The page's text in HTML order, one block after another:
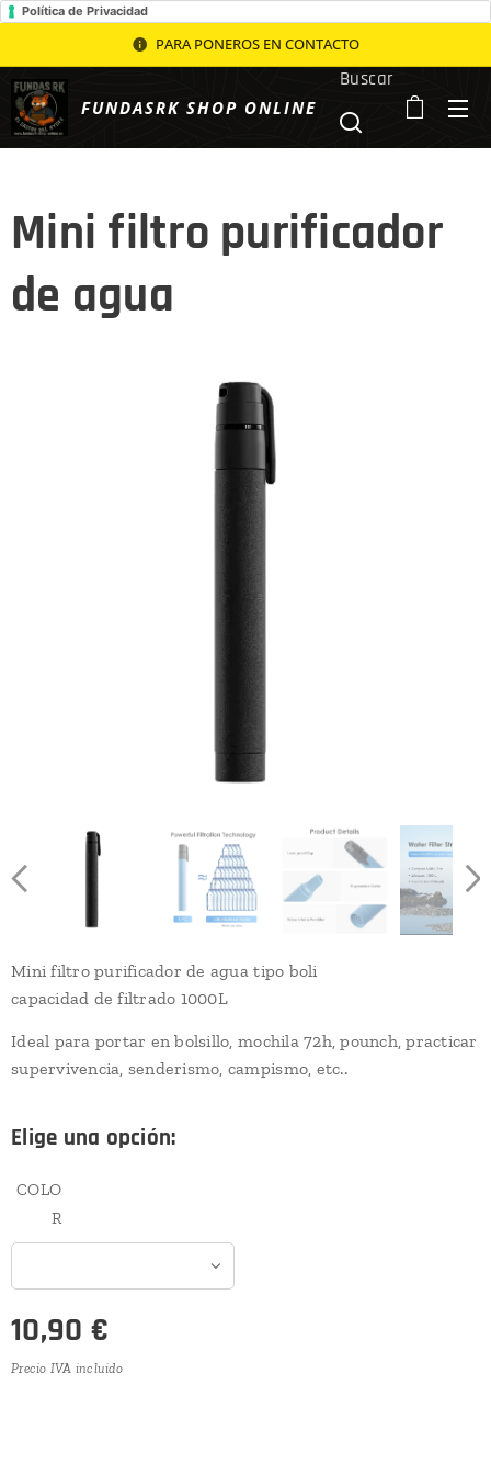
Política de Privacidad
PARA PONEROS EN CONTACTO
FUNDASRK SHOP ONLINE
Buscar
Mini filtro purificador
de agua
Mini filtro purificador de agua tipo boli
capacidad de filtrado 1000L
Ideal para portar en bolsillo, mochila 72h, pounch, practicar
supervivencia, senderismo, campismo, etc..
Elige una opción:
COLO
R
10,90 €
Precio IVA incluido